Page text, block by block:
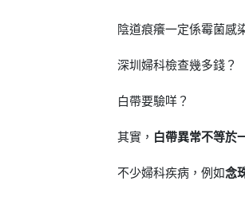
陰道痕癢一定係霉菌感
深圳婦科檢查幾多錢？
白帶要驗咩？
其實， 白帶異常不等於
不少婦科疾病，例如念